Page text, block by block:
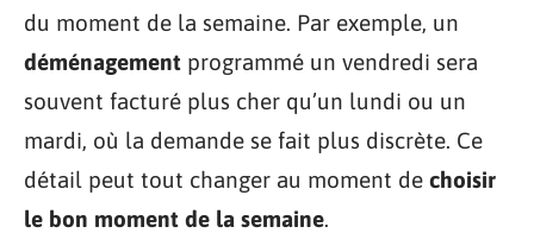
du moment de la semaine. Par exemple, un
déménagement programmé un vendredi sera
souvent facturé plus cher qu’un lundi ou un
mardi, où la demande se fait plus discrète. Ce
détail peut tout changer au moment de choisir
le bon moment de la semaine.